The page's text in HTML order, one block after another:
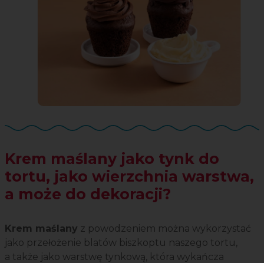
Krem maślany jako tynk do
tortu, jako wierzchnia warstwa,
a może do dekoracji?
Krem maślany z powodzeniem można wykorzystać
jako przełożenie blatów biszkoptu naszego tortu,
a także jako warstwę tynkową, która wykańcza